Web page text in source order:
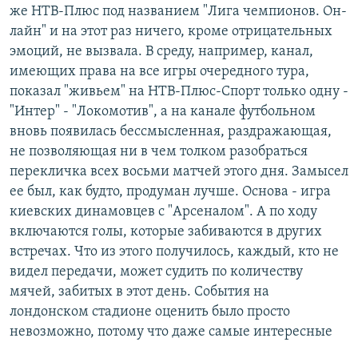
же НТВ-Плюс под названием "Лига чемпионов. Он-
лайн" и на этот раз ничего, кроме отрицательных
эмоций, не вызвала. В среду, например, канал,
имеющих права на все игры очередного тура,
показал "живьем" на НТВ-Плюс-Спорт только одну -
"Интер" - "Локомотив", а на канале футбольном
вновь появилась бессмысленная, раздражающая,
не позволяющая ни в чем толком разобраться
перекличка всех восьми матчей этого дня. Замысел
ее был, как будто, продуман лучше. Основа - игра
киевских динамовцев с "Арсеналом". А по ходу
включаются голы, которые забиваются в других
встречах. Что из этого получилось, каждый, кто не
видел передачи, может судить по количеству
мячей, забитых в этот день. События на
лондонском стадионе оценить было просто
невозможно, потому что даже самые интересные